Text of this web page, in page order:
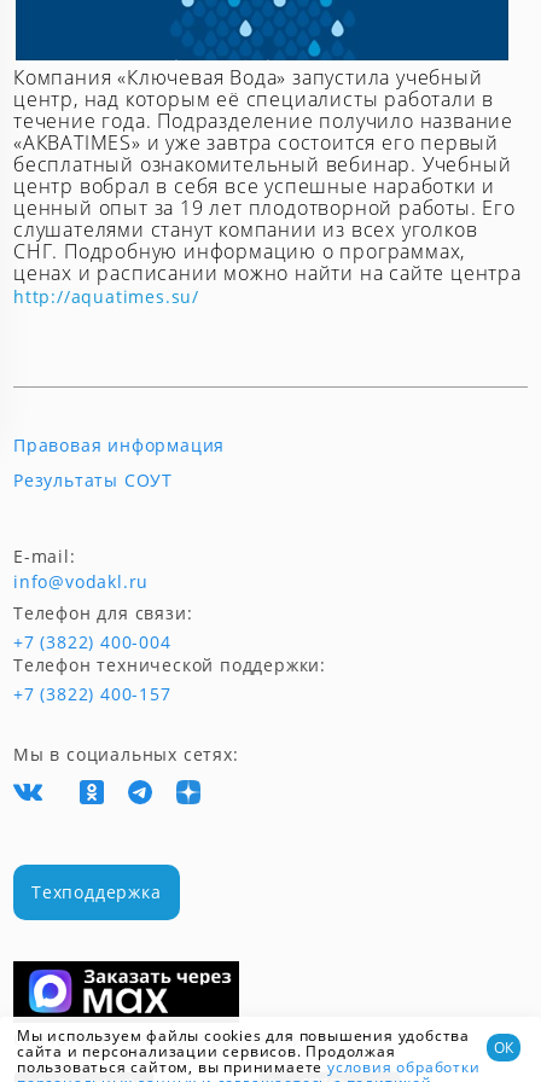
Мы используем файлы cookies для повышения удобства
сайта и персонализации сервисов. Продолжая
пользоваться сайтом, вы принимаетеусловия обработки
ОК
Компания «Ключевая Вода» запустила учебный
центр, над которым её специалисты работали в
течение года. Подразделение получило название
«AКВАTIMES» и уже завтра состоится его первый
бесплатный ознакомительный вебинар. Учебный
центр вобрал в себя все успешные наработки и
ценный опыт за 19 лет плодотворной работы. Его
слушателями станут компании из всех уголков
СНГ. Подробную информацию о программах,
ценах и расписании можно найти на сайте центра
http://aquatimes.su/
Скачать мобильное приложение
Правовая информация
Результаты СОУТ
Телефон для связи:
+7 (3822) 400-004
Телефон технической поддержки:
+7 (3822) 400-157
E-mail:
info@vodakl.ru
Мы в социальных сетях:
Техподдержка